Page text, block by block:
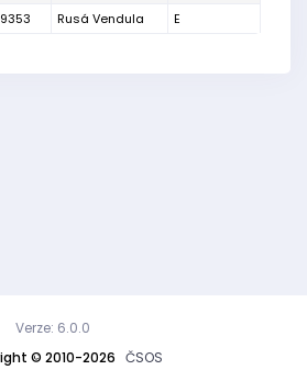
Rusá Vendula E
© 2010-2026 ČSOS
Verze: 6.0.0